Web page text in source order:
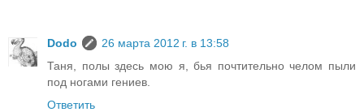
Dodo
26 марта 2012 г. в 13:58
Таня, полы здесь мою я, бья почтительно челом пыли
под ногами гениев.
Ответить